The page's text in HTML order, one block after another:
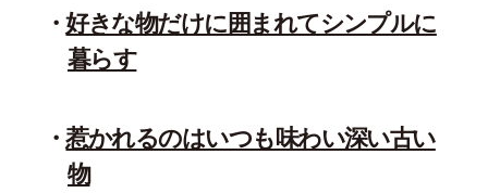
好きな物だけに囲まれてシンプルに
暮らす
惹かれるのはいつも味わい深い古い
物